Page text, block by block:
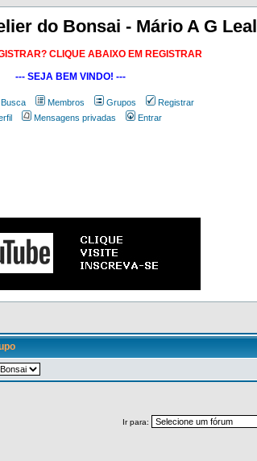
do Bonsai - Mário A G Leal
CLIQUE ABAIXO EM REGISTRAR
--- SEJA BEM VINDO! ---
Busca Membros Grupos
Registrar
Mensagens privadas Entrar
Ir para: